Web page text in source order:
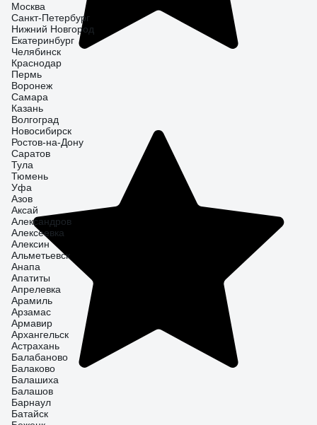
Москва
Санкт-Петербург
Нижний Новгород
Екатеринбург
Челябинск
Краснодар
Пермь
Воронеж
Самара
Казань
Волгоград
Новосибирск
Ростов-на-Дону
Саратов
Тула
Тюмень
Уфа
Азов
Аксай
Александров
Алексеевка
Алексин
Альметьевск
Анапа
Апатиты
Апрелевка
Арамиль
Арзамас
Армавир
Архангельск
Астрахань
Балабаново
Балаково
Балашиха
Балашов
Барнаул
Батайск